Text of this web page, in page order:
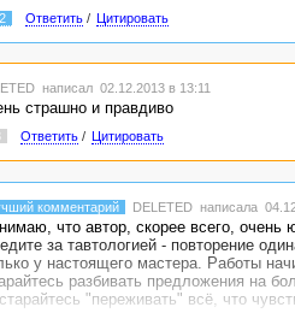
Ответить/ Цитировать
написал 02.12.2013 в 13:11
страшно и правдиво
Ответить/ Цитировать
комментарий DELETED написала
что автор, скорее всего, очень
за тавтологией - повторение
у настоящего мастера. Работы
разбивать предложения на
"переживать" всё, что